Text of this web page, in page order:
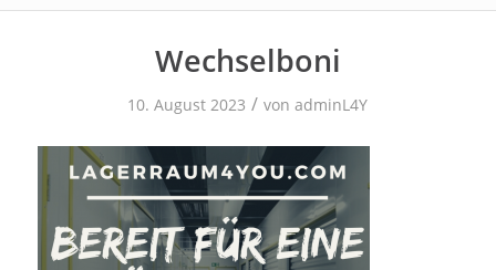
Wechselboni
10. August 2023 / vonadminL4Y